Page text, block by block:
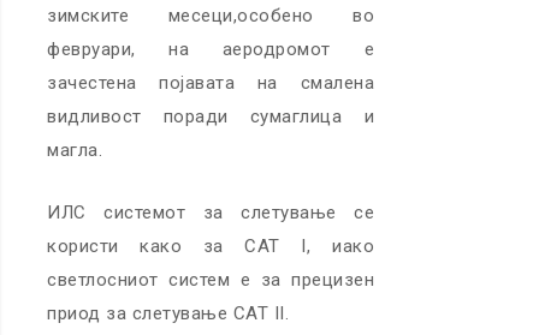
зимските месеци,особено во
февруари, на аеродромот е
зачестена појавата на смалена
видливост поради сумаглица и
магла.
ИЛС системот за слетување се
користи како за CAT I, иако
светлосниот систем е за прецизен
приод за слетување CAT II.